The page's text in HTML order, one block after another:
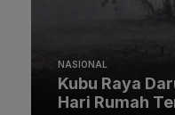
NASIONAL
Kubu Raya
Hari Rumah